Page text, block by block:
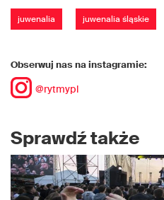
juwenalia juwenalia śląskie
Obserwuj nas na instagramie:
@rytmypl
Sprawdź także